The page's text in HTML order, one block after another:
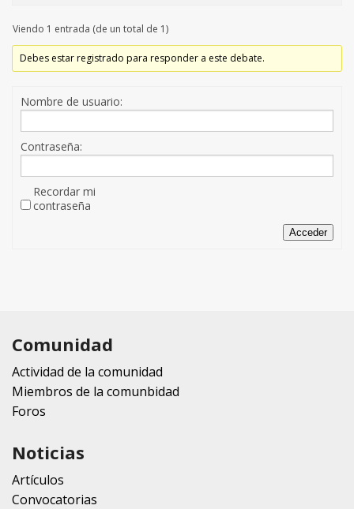
Viendo 1 entrada (de un total de 1)
Debes estar registrado para responder a este debate.
Nombre de usuario:
Contraseña:
Recordar mi
contraseña
Acceder
Comunidad
Actividad de la comunidad
Miembros de la comunbidad
Foros
Noticias
Artículos
Convocatorias